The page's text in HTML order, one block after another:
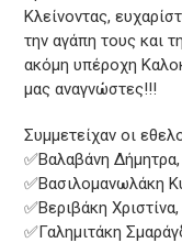
Κλείνοντας,
την αγάπη τους και
ακόμη υπέροχη
μας αναγνώστες!!!
Συμμετείχαν οι
✅Βαλαβάνη
✅Βασιλομανωλάκη
✅Βεριβάκη
✅Γαλημιτάκη